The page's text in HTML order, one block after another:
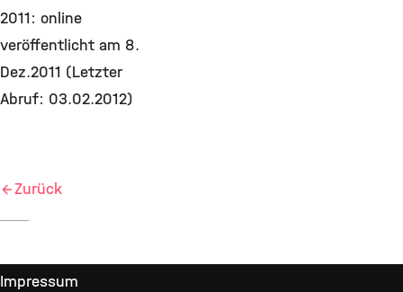
2011: online
veröffentlicht am 8.
Dez.2011 (Letzter
Abruf: 03.02.2012)
Zurück
Impressum